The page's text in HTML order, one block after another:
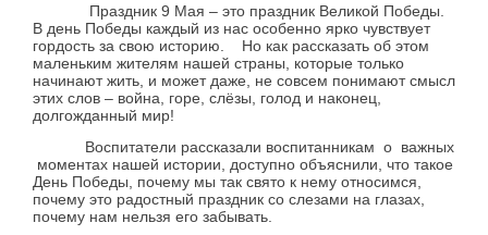
Праздник 9 Мая – это праздник Великой Победы.
В день Победы каждый из нас особенно ярко чувствует
гордость за свою историю. Но как рассказать об этом
маленьким жителям нашей страны, которые только
начинают жить, и может даже, не совсем понимают смысл
этих слов – война, горе, слёзы, голод и наконец,
долгожданный мир!
Воспитатели рассказали воспитанникам о важных
моментах нашей истории, доступно объяснили, что такое
День Победы, почему мы так свято к нему относимся,
почему это радостный праздник со слезами на глазах,
почему нам нельзя его забывать.